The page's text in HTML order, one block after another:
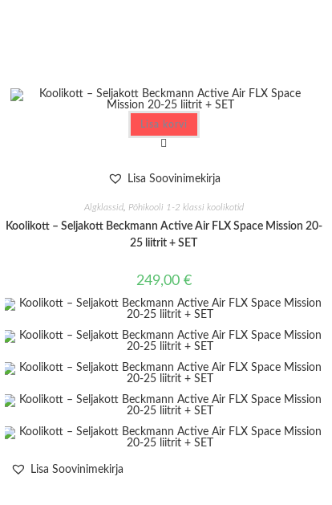
Lisa korvi
Lisa Soovinimekirja
Algklassid, Põhikooli 1-2 klassi koolikotid
Koolikott – Seljakott Beckmann Active Air FLX Space Mission 20-
25 liitrit + SET
249,00 €
Lisa Soovinimekirja